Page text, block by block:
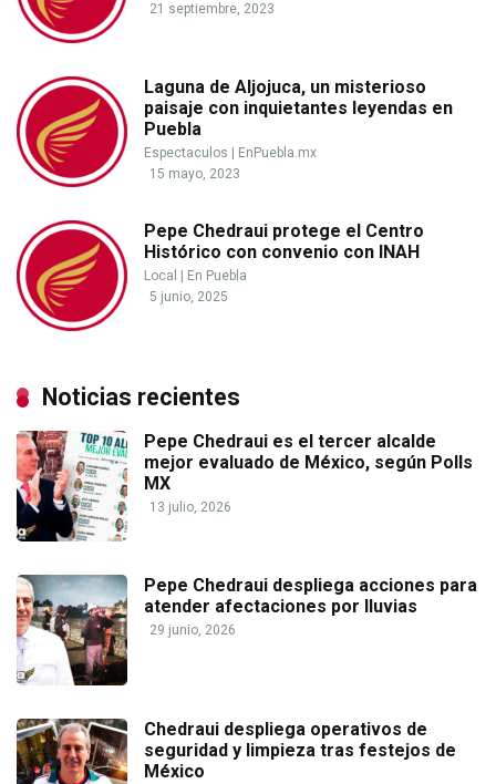
21 septiembre, 2023
Laguna de Aljojuca, un misterioso
paisaje con inquietantes leyendas en
Puebla
Espectaculos
EnPuebla.mx
15 mayo, 2023
Pepe Chedraui protege el Centro
Histórico con convenio con INAH
Local
En Puebla
5 junio, 2025
Noticias recientes
Pepe Chedraui es el tercer alcalde
mejor evaluado de México, según Polls
MX
13 julio, 2026
Pepe Chedraui despliega acciones para
atender afectaciones por lluvias
29 junio, 2026
Chedraui despliega operativos de
seguridad y limpieza tras festejos de
México